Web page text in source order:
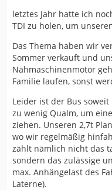
letztes Jahr hatte ich
TDI zu holen, um
Das Thema haben wir
Sommer verkauft und
Nähmaschinenmotor
Familie laufen, sonst
Leider ist der Bus
zu wenig Qualm, um
ziehen. Unseren 2,7t
wo wir regelmäßig
zählt nämlich nicht das
sondern das zulässige
max. Anhängelast des
Laterne).